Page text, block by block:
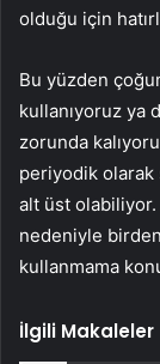
olduğu için
Bu yüzden
kullanıyoruz ya
zorunda
periyodik
alt üst olabiliyor.
nedeniyle
kullanmama
İlgili Makaleler